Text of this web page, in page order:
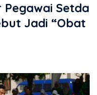
Setda
Jadi “Obat